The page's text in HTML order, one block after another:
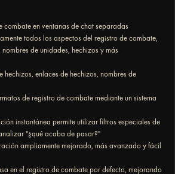
combate en ventanas de chat separadas
todos los aspectos del registro de combate,
de unidades, hechizos y más
hechizos, enlaces de hechizos, nombres de
de registro de combate mediante un sistema
instantánea permite utilizar filtros especiales de
"¿qué acaba de pasar?"
ampliamente mejorado, más avanzado y fácil
en el registro de combate por defecto, mejorando